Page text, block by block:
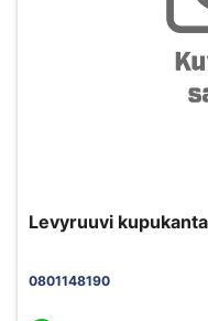
Levyruuvi
0801148190